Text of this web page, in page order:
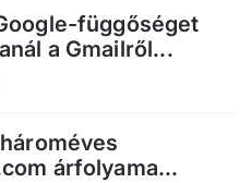
függőséget
a Gmailről...
árfolyama...